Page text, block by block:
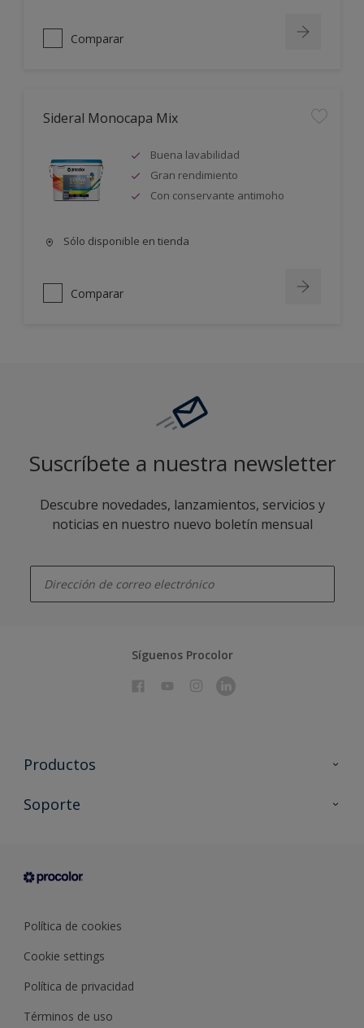
Comparar
Sideral Monocapa Mix
Buena lavabilidad
Gran rendimiento
Con conservante antimoho
Sólo disponible en tienda
Comparar
Suscríbete a nuestra newsletter
Descubre novedades, lanzamientos, servicios y
noticias en nuestro nuevo boletín mensual
Síguenos Procolor
Productos
Todos los productos
Condiciones generales de venta
Soporte
Sobre Procolor
Política de cookies
Cookie settings
Política de privacidad
Términos de uso